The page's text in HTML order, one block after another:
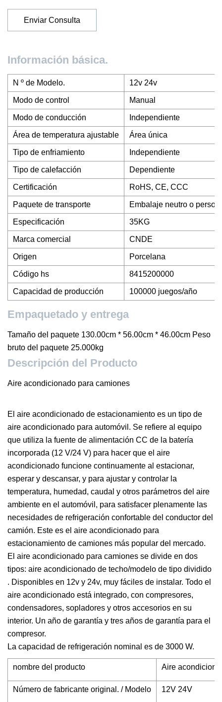
Enviar Consulta
Información básica.
N º de Modelo. 12v 24v
Modo de control Manual
Modo de conducción Independiente
Área de temperatura ajustable Área única
Tipo de enfriamiento Independiente
Tipo de calefacción Dependiente
Certificación RoHS, CE, CCC
Paquete de transporte Embalaje neutro o
Especificación 35KG
Marca comercial CNDE
Origen Porcelana
Código hs 8415200000
Capacidad de producción 100000 juegos/año
Empaquetado y entrega
Tamaño del paquete 130.00cm * 56.00cm * 46.00cm Peso
bruto del paquete 25.000kg
Descripción del Producto
Aire acondicionado para camiones
El aire acondicionado de estacionamiento es un tipo de
aire acondicionado para automóvil. Se refiere al equipo
que utiliza la fuente de alimentación CC de la batería
incorporada (12 V/24 V) para hacer que el aire
acondicionado funcione continuamente al estacionar,
esperar y descansar, y para ajustar y controlar la
temperatura, humedad, caudal y otros parámetros del aire
ambiente en el automóvil, para satisfacer plenamente las
necesidades de refrigeración confortable del conductor del
camión. Este es el aire acondicionado para
estacionamiento de camiones más popular del mercado.
El aire acondicionado para camiones se divide en dos
tipos: aire acondicionado de techo/modelo de tipo dividido
. Disponibles en 12v y 24v, muy fáciles de instalar. Todo el
aire acondicionado está integrado, con compresores,
condensadores, sopladores y otros accesorios en su
interior. Un año de garantía y tres años de garantía para el
compresor.
La capacidad de refrigeración nominal es de 3000 W.
nombre del producto Aire
Número de fabricante original. / Modelo 12V 24V